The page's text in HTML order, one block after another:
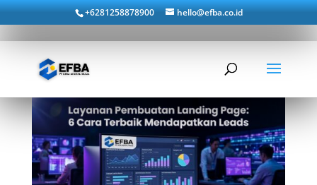
+6281258878900 hello@efba.co.id